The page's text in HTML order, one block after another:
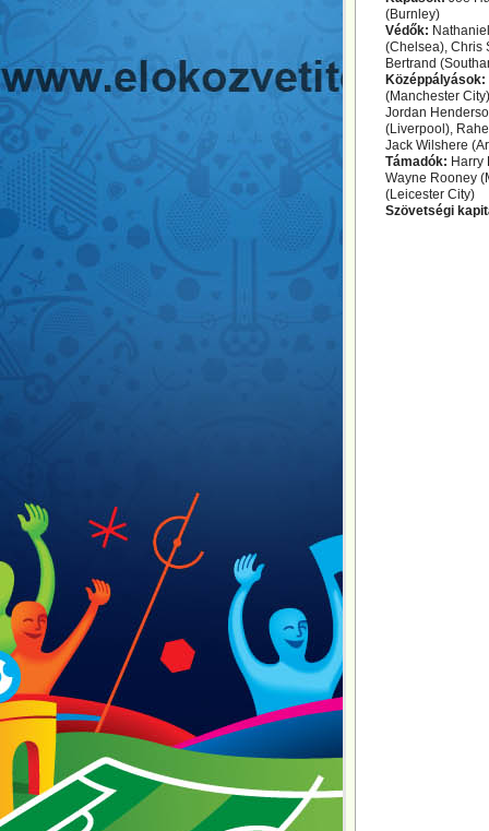
(Burnley)
Védők:
(Chelsea), Chris
Bertrand
Középpályások:
(Manchester
Jordan
(Liverpool),
Jack Wilshere
Támadók: Harry
Wayne Rooney
(Leicester City)
Szövetségi